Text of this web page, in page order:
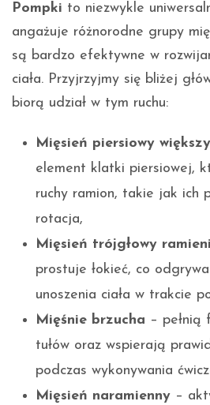
Pompki to niezwykle
angażuje różnorodne grupy
są bardzo efektywne w
ciała. Przyjrzyjmy się bliżej
biorą udział w tym ruchu:
Mięsień piersiowy większy
element klatki piersiowej,
ruchy ramion, takie jak ich
rotacja,
Mięsień trójgłowy
prostuje łokieć, co
unoszenia ciała w trakcie
Mięśnie brzucha – pełnią
tułów oraz wspierają
podczas wykonywania
Mięsień naramienny –